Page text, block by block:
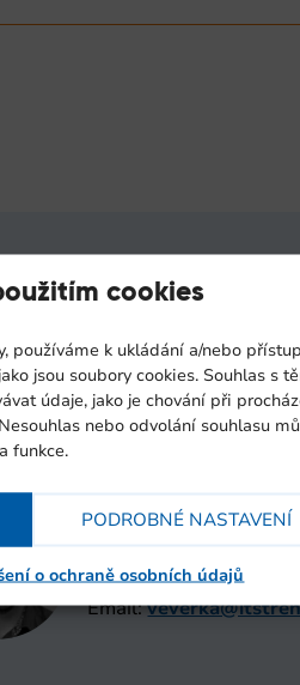
cookies
používáme k ukládání a/nebo
jsou soubory cookies. Souhlas s
údaje, jako je chování při
nebo odvolání souhlasu
funkce.
PODROBNÉ NASTAVENÍ
o ochraně osobních údajů
Jan Hanáček
Tel.:+420 739 002 168
Email:
Martin Veverka
obchodní manažer SK
Tel.:+421 911 988 899
Email: